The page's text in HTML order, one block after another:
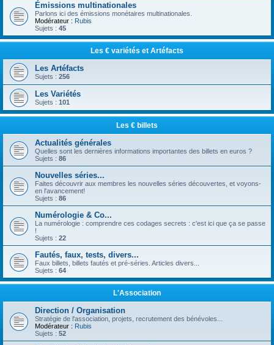
Émissions multinationales
Parlons ici des émissions monétaires multinationales.
Modérateur : Rubis
Sujets : 45
Les € variétés et Artéfacts
Les Artéfacts
Sujets : 256
Les Variétés
Sujets : 101
Les € billets
Actualités générales
Quelles sont les dernières informations importantes des billets en euros ?
Sujets : 86
Nouvelles séries...
Faites découvrir aux membres les nouvelles séries découvertes, et voyons-
en l'avancement!
Sujets : 86
Numérologie & Co...
La numérologie : comprendre ces codages secrets : c'est ici que ça se passe
!
Sujets : 22
Fautés, faux, tests, divers...
Faux billets, billets fautés et pré-séries. Articles divers...
Sujets : 64
L'Association
Direction / Organisation
Stratégie de l'association, projets, recrutement des bénévoles...
Modérateur : Rubis
Sujets : 52